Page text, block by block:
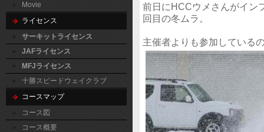
Movie
ライセンス
サーキットライセンス
JAFライセンス
MFJライセンス
十勝スピードウェイクラブ
コースマップ
コース図
コース概要
前日にHCCウメさんがイン
回目の冬ムラ。
主催者よりも参加している